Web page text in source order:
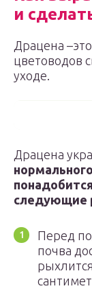
и
Драцена
цветоводов
уходе.
Драцена
следующие
Перед
почва